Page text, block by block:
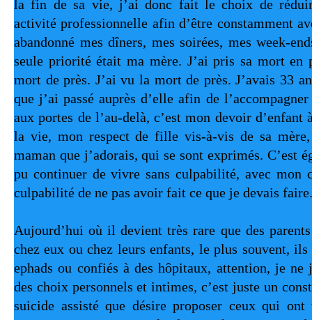
la fin de sa vie, j’ai donc fait le choix de
activité professionnelle afin d’être constamment
abandonné mes dîners, mes soirées, mes week-
seule priorité était ma mère. J’ai pris sa mort en
mort de près. J’ai vu la mort de près. J’avais 33
que j’ai passé auprès d’elle afin de
aux portes de l’au-delà, c’est mon devoir d’enfant
la vie, mon respect de fille vis-à-vis de sa
maman que j’adorais, qui se sont exprimés. C’est
pu continuer de vivre sans culpabilité, avec mon
culpabilité de ne pas avoir fait ce que je devais
Aujourd’hui où il devient très rare que des
chez eux ou chez leurs enfants, le plus souvent, ils
ephads ou confiés à des hôpitaux, attention, je ne
des choix personnels et intimes, c’est juste un
suicide assisté que désire proposer ceux qui